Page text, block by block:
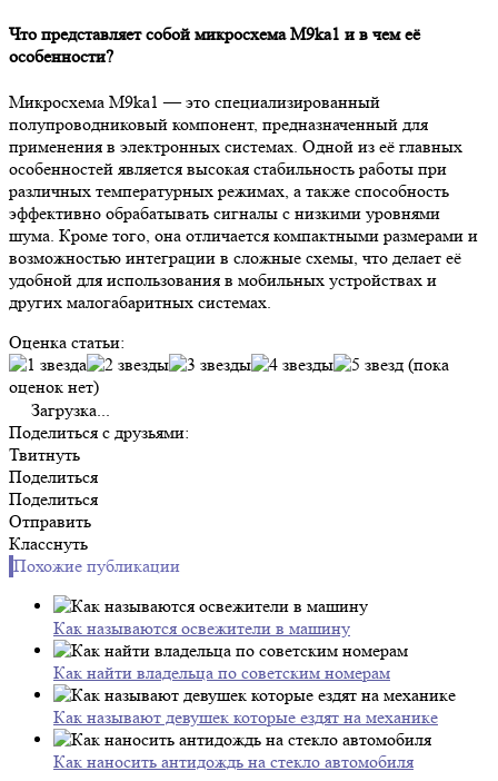
Что представляет собой микросхема M9ka1 и в чем её
особенности?
Микросхема M9ka1 — это специализированный
полупроводниковый компонент, предназначенный для
применения в электронных системах. Одной из её главных
особенностей является высокая стабильность работы при
различных температурных режимах, а также способность
эффективно обрабатывать сигналы с низкими уровнями
шума. Кроме того, она отличается компактными размерами и
возможностью интеграции в сложные схемы, что делает её
удобной для использования в мобильных устройствах и
других малогабаритных системах.
Оценка статьи:
(пока
оценок нет)
Загрузка...
Поделиться с друзьями:
Твитнуть
Поделиться
Поделиться
Отправить
Класснуть
Похожие публикации
Как называются освежители в машину
Как найти владельца по советским номерам
Как называют девушек которые ездят на механике
Как наносить антидождь на стекло автомобиля